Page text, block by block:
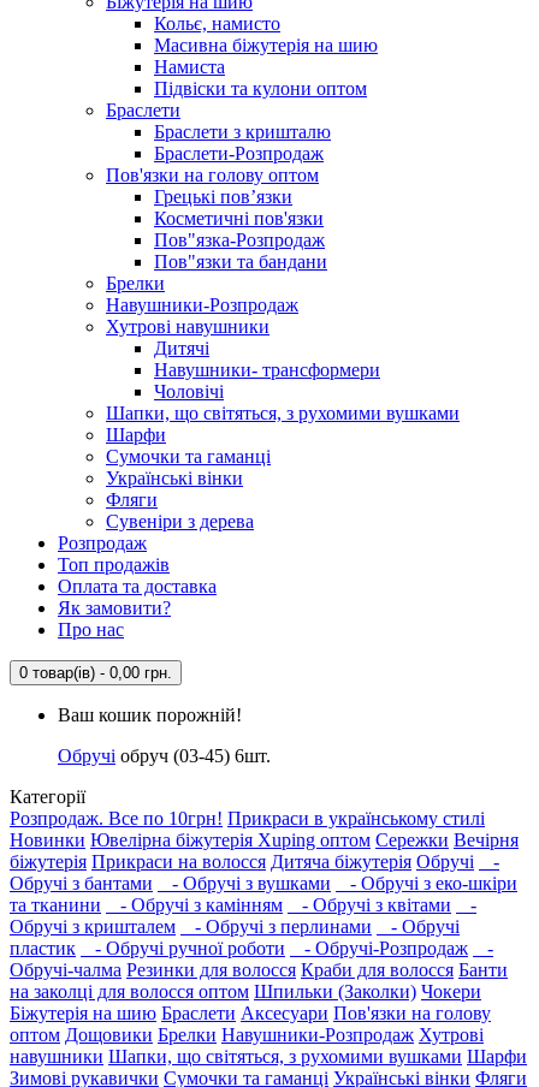
Кольє, намисто
Масивна біжутерія на шию
Намиста
Підвіски та кулони оптом
Браслети
Браслети з кришталю
Браслети-Розпродаж
Пов'язки на голову оптом
Грецькі пов’язки
Косметичні пов'язки
Пов"язка-Розпродаж
Пов"язки та бандани
Брелки
Навушники-Розпродаж
Хутрові навушники
Дитячі
Навушники- трансформери
Чоловічі
Шапки, що світяться, з рухомими вушками
Шарфи
Сумочки та гаманці
Українські вінки
Фляги
Сувеніри з дерева
Розпродаж
Топ продажів
Оплата та доставка
Як замовити?
Про нас
0 товар(ів) - 0,00 грн.
Ваш кошик порожній!
Обручі обруч (03-45) 6шт.
Категорії
Розпродаж. Все по 10грн! Прикраси в українському стилі
Новинки Ювелірна біжутерія Xuping оптом Сережки Вечірня
біжутерія Прикраси на волосся Дитяча біжутерія Обручі
-
Обручі з бантами
- Обручі з вушками
- Обручі з еко-шкіри
та тканини
- Обручі з камінням - Обручі з квітами
-
Обручі з кришталем
- Обручі з перлинами
- Обручі
пластик
- Обручі ручної роботи - Обручі-Розпродаж
-
Обручі-чалма Резинки для волосся Краби для волосся Банти
на заколці для волосся оптом Шпильки (Заколки) Чокери
Біжутерія на шию Браслети Аксесуари Пов'язки на голову
оптом Дощовики Брелки Навушники-Розпродаж Хутрові
навушники Шапки, що світяться, з рухомими вушками Шарфи
Зимові рукавички Сумочки та гаманці Українські вінки Фляги